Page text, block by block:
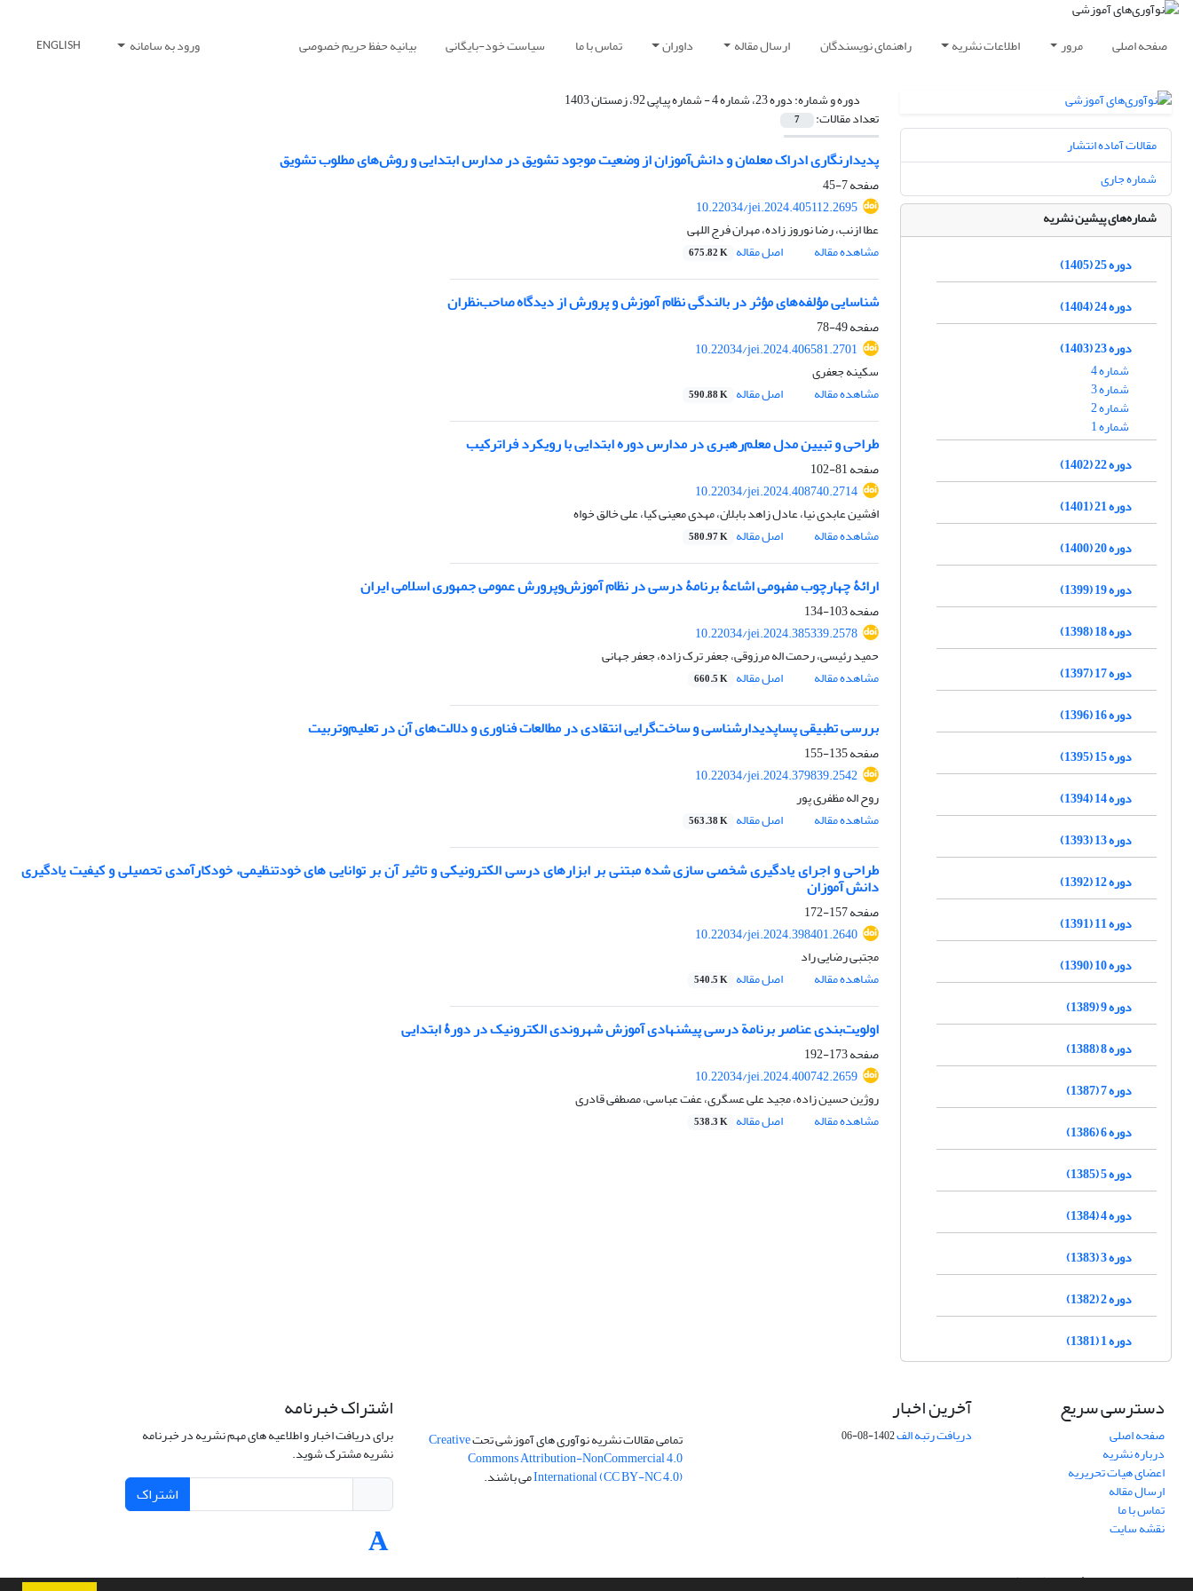
صفحه اصلی مرور اطلاعات نشریه راهنمای نویسندگان ارسال مقاله داوران تماس با ما سیاست خود-بایگانی بیانیه حفظ حریم خصوصی ورود به سامانه ENGLISH
دوره و شماره:دوره 23، شماره 4 - شماره پیاپی 92، زمستان 1403
تعداد مقالات: 7
پدیدارنگاری ادراک معلمان و دانش‌‏آموزان از وضعیت موجود تشویق در مدارس ابتدایی و روش‌‏های مطلوب تشویق
صفحه7-45
10.22034/jei.2024.405112.2695
عطا ازنب، رضا نوروز زاده، مهران فرج اللهی
مشاهده مقاله
اصل مقاله 675.82 K
شناسایی مؤلفه‌های مؤثر در بالندگی نظام آموزش و پرورش از دیدگاه صاحب‌نظران
صفحه49-78
10.22034/jei.2024.406581.2701
سکینه جعفری
مشاهده مقاله
اصل مقاله 590.88 K
طراحی و تبیین مدل معلم‌رهبری در مدارس دوره ابتدایی با رویکرد فراترکیب
صفحه81-102
10.22034/jei.2024.408740.2714
افشین عابدی نیا، عادل زاهد بابلان، مهدی معینی کیا، علی خالق خواه
مشاهده مقاله
اصل مقاله 580.97 K
ارائۀ چهارچوب مفهومی اشاعۀ برنامۀ درسی در نظام آموزش‌وپرورش عمومی جمهوری اسلامی ایران
صفحه103-134
10.22034/jei.2024.385339.2578
حمید رئیسی، رحمت اله مرزوقی، جعفر ترک زاده، جعفر جهانی
مشاهده مقاله
اصل مقاله 660.5 K
بررسی تطبیقی پساپدیدارشناسی و ساخت‌گرایی انتقادی در مطالعات فناوری و دلالت‌های آن در تعلیم‌وتربیت
صفحه135-155
10.22034/jei.2024.379839.2542
روح اله مظفری پور
مشاهده مقاله
اصل مقاله 563.38 K
طراحی و اجرای یادگیری شخصی سازی شده مبتنی بر ابزارهای درسی الکترونیکی و تاثیر آن بر توانایی های خودتنظیمی، خودکارآمدی تحصیلی و کیفیت یادگیری
دانش آموزان
صفحه157-172
10.22034/jei.2024.398401.2640
مجتبی رضایی راد
مشاهده مقاله
اصل مقاله 540.5 K
اولویت‌بندی عناصر برنامة درسی پیشنهادی آموزش شهروندی الکترونیک در دورۀ ابتدایی
صفحه173-192
10.22034/jei.2024.400742.2659
روژین حسین زاده، مجید علی عسگری، عفت عباسی، مصطفی قادری
مشاهده مقاله
اصل مقاله 538.3 K
مقالات آماده انتشار
شماره جاری
شماره‌های پیشین نشریه
دوره 25 (1405)
دوره 24 (1404)
دوره 23 (1403)
شماره 4
شماره 3
شماره 2
شماره 1
دوره 22 (1402)
دوره 21 (1401)
دوره 20 (1400)
دوره 19 (1399)
دوره 18 (1398)
دوره 17 (1397)
دوره 16 (1396)
دوره 15 (1395)
دوره 14 (1394)
دوره 13 (1393)
دوره 12 (1392)
دوره 11 (1391)
دوره 10 (1390)
دوره 9 (1389)
دوره 8 (1388)
دوره 7 (1387)
دوره 6 (1386)
دوره 5 (1385)
دوره 4 (1384)
دوره 3 (1383)
دوره 2 (1382)
دوره 1 (1381)
دسترسی سریع
صفحه اصلی
درباره نشریه
اعضای هیات تحریریه
ارسال مقاله
تماس با ما
نقشه سایت
آخرین اخبار
دریافت رتبه الف1402-08-06 تمامی مقالات نشریه نوآوری های آموزشی تحتCreative
Commons Attribution-NonCommercial 4.0
International (CC BY-NC 4.0)می باشند.
اشتراک خبرنامه
برای دریافت اخبار و اطلاعیه های مهم نشریه در خبرنامه
نشریه مشترک شوید.
اشتراک
سامانه مدیریت نشریات علمی.طراحی و پیاده سازی ازسیناوب